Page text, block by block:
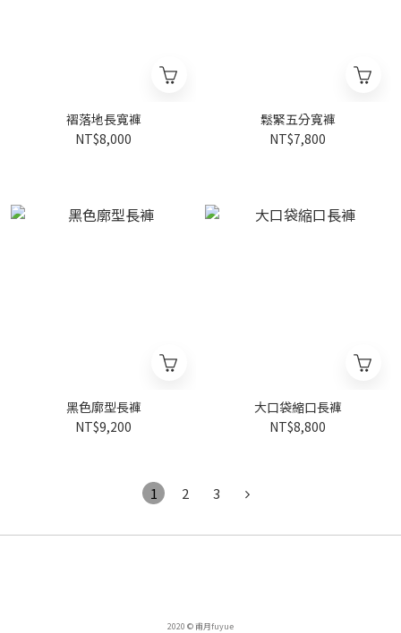
褶落地長寬褲
NT$8,000
鬆緊五分寬褲
NT$7,800
黑色廓型長褲
NT$9,200
大口袋縮口長褲
NT$8,800
1 2 3
2020 © 甫月fuyue